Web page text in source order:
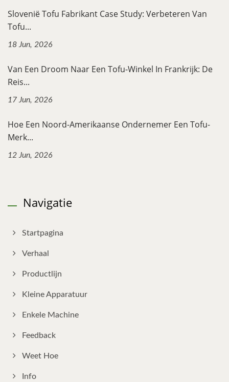
Slovenië Tofu Fabrikant Case Study: Verbeteren Van
Tofu...
18 Jun, 2026
Van Een Droom Naar Een Tofu-Winkel In Frankrijk: De
Reis...
17 Jun, 2026
Hoe Een Noord-Amerikaanse Ondernemer Een Tofu-
Merk...
12 Jun, 2026
Navigatie
Startpagina
Verhaal
Productlijn
Kleine Apparatuur
Enkele Machine
Feedback
Weet Hoe
Info